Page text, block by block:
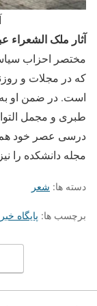
آثار ملک الشعراء
مختصر احزاب
که در مجلات و
است. در ضمن او به
طبری و مجمل
درسی عصر خود هم
مجله دانشکده را
دسته ها: شعر
برچسب ها: پایگاه